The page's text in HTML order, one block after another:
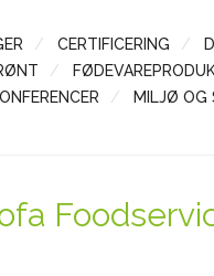
CERTIFICERING
MILJØ OG